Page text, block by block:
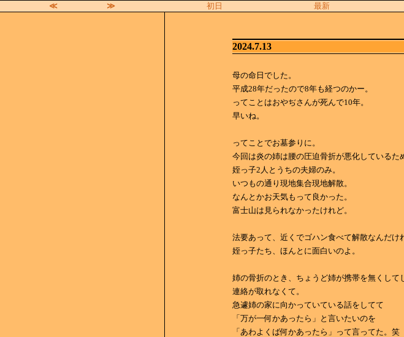
≪ ≫ 初日 最新
2024.7.13
母の命日でした。
平成28年だったので8年も経つのかー。
ってことはおやぢさんが死んで10年。
早いね。
ってことでお墓参りに。
今回は炎の姉は腰の圧迫骨折が悪化しているた
姪っ子2人とうちの夫婦のみ。
いつもの通り現地集合現地解散。
なんとかお天気もって良かった。
富士山は見られなかったけれど。
法要あって、近くでゴハン食べて解散なんだけ
姪っ子たち、ほんとに面白いのよ。
姉の骨折のとき、ちょうど姉が携帯を無くして
連絡が取れなくて。
急遽姉の家に向かっていている話をしてて
「万が一何かあったら」と言いたいのを
「あわよくば何かあったら」って言ってた。笑